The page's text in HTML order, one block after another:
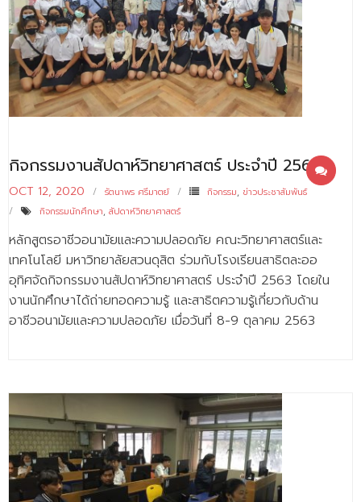
กิจกรรมงานสัปดาห์วิทยาศาสตร์ ประจำปี 2563
OCT 12, 2020 รัตนาพร ศรีมาตย์ กิจกรรม, ข่าวประชาสัมพันธ์
กิจกรรมนักศึกษา, สัปดาห์วิทยาศาสตร์
หลักสูตรอาชีวอนามัยและความปลอดภัย คณะวิทยาศาสตร์และ
เทคโนโลยี มหาวิทยาลัยสวนดุสิต ร่วมกับโรงเรียนสาธิตละออ
อุทิศจัดกิจกรรมงานสัปดาห์วิทยาศาสตร์ ประจำปี 2563 โดยใน
งานนักศึกษาได้ถ่ายทอดความรู้ และสาธิตความรู้เกี่ยวกับด้าน
อาชีวอนามัยและความปลอดภัย เมื่อวันที่ 8-9 ตุลาคม 2563